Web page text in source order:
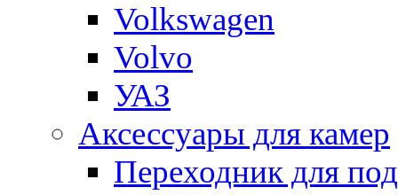
Volkswagen
Volvo
УАЗ
Аксессуары для камер
Переходник для